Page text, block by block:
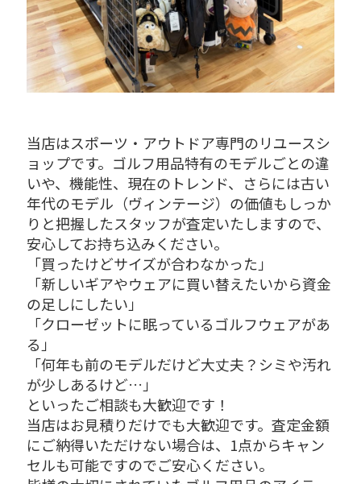
当店はスポーツ・アウトドア専門のリユースシ
ョップです。ゴルフ用品特有のモデルごとの違
いや、機能性、現在のトレンド、さらには古い
年代のモデル（ヴィンテージ）の価値もしっか
りと把握したスタッフが査定いたしますので、
安心してお持ち込みください。
「買ったけどサイズが合わなかった」
「新しいギアやウェアに買い替えたいから資金
の足しにしたい」
「クローゼットに眠っているゴルフウェアがあ
る」
「何年も前のモデルだけど大丈夫？シミや汚れ
が少しあるけど…」
といったご相談も大歓迎です！
当店はお見積りだけでも大歓迎です。査定金額
にご納得いただけない場合は、1点からキャン
セルも可能ですのでご安心ください。